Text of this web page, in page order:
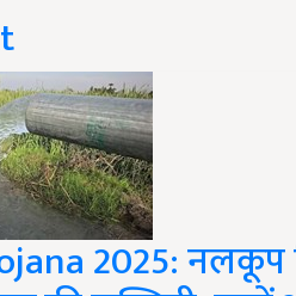
2025: नलकूप